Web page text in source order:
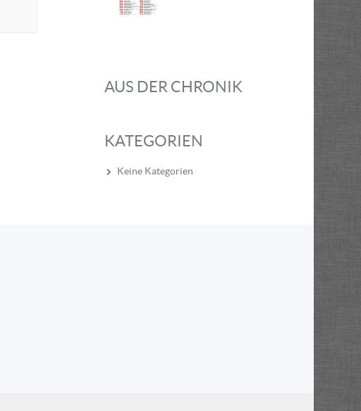
AUS DER CHRONIK
KATEGORIEN
Keine Kategorien